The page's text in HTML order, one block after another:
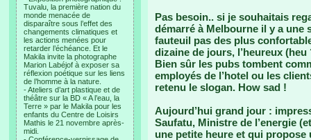
Tuvalu, la première nation du
monde menacée de
disparaître sous l’effet des
changements climatiques et
les actions menées pour
retarder l’échéance. Et le
Makila invite la photographe
Marion Labéjof à exposer sa
réflexion poétique sur les liens
de l’homme à la nature.
- Ateliers d’art plastique et de
théâtre sur la BD « A l’eau, la
Terre » par le Makila pour les
enfants du Centre de Loisirs
Mathis le 21 novembre après-
midi.
Pas besoin.. si je souhaitais
démarré à Melbourne il y a une
fauteuil pas des plus
dizaine de jours, l’heureux
Bien sûr les pubs tombent
employés de l’hotel ou les
retenu le slogan. How sad !
Aujourd’hui grand jour :
Saufatu, Ministre de l’energie
une petite heure et qui